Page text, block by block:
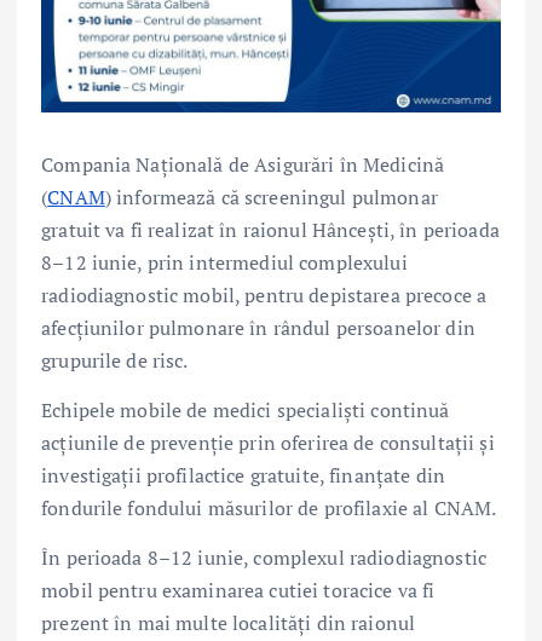
Compania Națională de Asigurări în Medicină
(CNAM) informează că screeningul pulmonar
gratuit va fi realizat în raionul Hâncești, în perioada
8–12 iunie, prin intermediul complexului
radiodiagnostic mobil, pentru depistarea precoce a
afecțiunilor pulmonare în rândul persoanelor din
grupurile de risc.
Echipele mobile de medici specialiști continuă
acțiunile de prevenție prin oferirea de consultații și
investigații profilactice gratuite, finanțate din
fondurile fondului măsurilor de profilaxie al CNAM.
În perioada 8–12 iunie, complexul radiodiagnostic
mobil pentru examinarea cutiei toracice va fi
prezent în mai multe localități din raionul